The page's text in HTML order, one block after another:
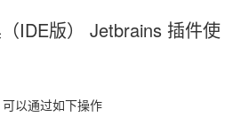
IDE版） Jetbrains 插件使
以通过如下操作